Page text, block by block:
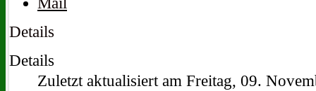
Details
Details
Zuletzt aktualisiert am Freitag, 09.